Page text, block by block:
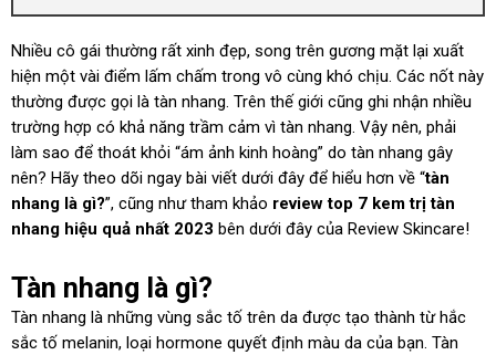
Nhiều cô gái thường rất xinh đẹp, song trên gương mặt lại xuất
hiện một vài điểm lấm chấm trong vô cùng khó chịu. Các nốt này
thường được gọi là tàn nhang. Trên thế giới cũng ghi nhận nhiều
trường hợp có khả năng trầm cảm vì tàn nhang. Vậy nên, phải
làm sao để thoát khỏi “ám ảnh kinh hoàng” do tàn nhang gây
nên? Hãy theo dõi ngay bài viết dưới đây để hiểu hơn về “tàn
nhang là gì?”, cũng như tham khảo review top 7 kem trị tàn
nhang hiệu quả nhất 2023 bên dưới đây của Review Skincare!
Tàn nhang là gì?
Tàn nhang là những vùng sắc tố trên da được tạo thành từ hắc
sắc tố melanin, loại hormone quyết định màu da của bạn. Tàn